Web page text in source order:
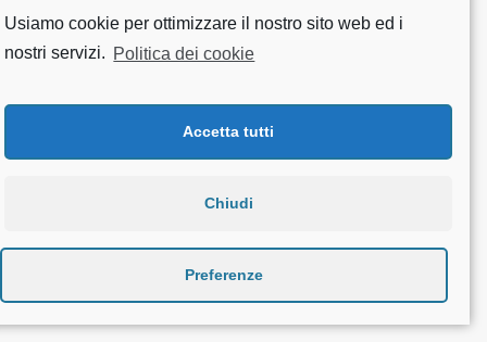
Usiamo cookie per ottimizzare il nostro sito web ed i
nostri servizi. Politica dei cookie
Accetta tutti
Chiudi
Preferenze